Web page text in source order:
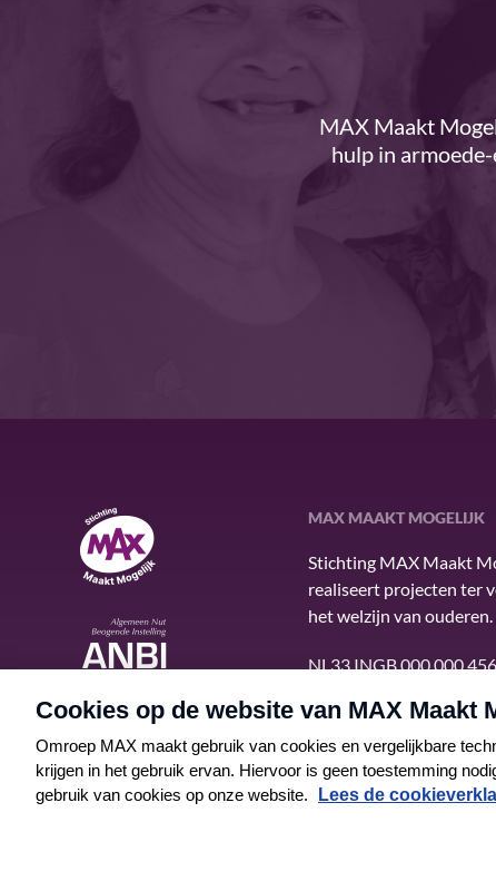
MAX Maakt
hulp in
MAX Maakt MogelijkMAX MAAKT MOGELIJK
Stichting MAX Maakt
realiseert projecten ter
het welzijn van ouderen.
NL33 INGB 000 000